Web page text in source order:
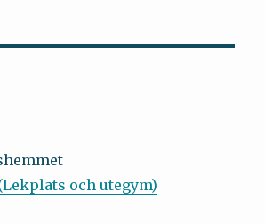
och utegym)